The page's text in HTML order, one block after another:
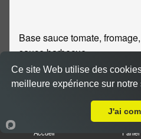
Base sauce tomate,
sauce barbecue
Accueil Panier
Ce site Web utilise des
meilleure expérience sur notre
J'ai